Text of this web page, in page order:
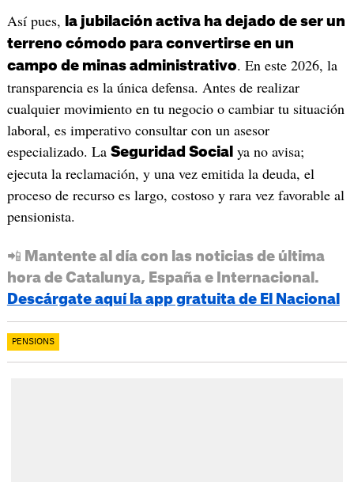
Así pues,
la jubilación activa ha dejado de ser un
terreno cómodo para convertirse en un
campo de minas administrativo. En este 2026, la
transparencia es la única defensa. Antes de realizar
cualquier movimiento en tu negocio o cambiar tu situación
laboral, es imperativo consultar con un asesor
especializado. La Seguridad Social ya no avisa;
ejecuta la reclamación, y una vez emitida la deuda, el
proceso de recurso es largo, costoso y rara vez favorable al
pensionista.
📲 Mantente al día con las noticias de última
hora de Catalunya, España e Internacional.
Descárgate aquí la app gratuita de El Nacional
PENSIONS